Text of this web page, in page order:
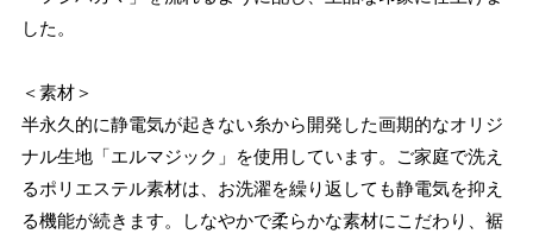
した。
＜素材＞
半永久的に静電気が起きない糸から開発した画期的なオリジ
ナル生地「エルマジック」を使用しています。ご家庭で洗え
るポリエステル素材は、お洗濯を繰り返しても静電気を抑え
る機能が続きます。しなやかで柔らかな素材にこだわり、裾